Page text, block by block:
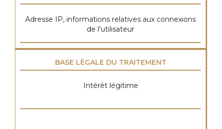
Adresse IP, informations relatives aux connexions
de l’utilisateur
BASE LÉGALE DU TRAITEMENT
Intérêt légitime